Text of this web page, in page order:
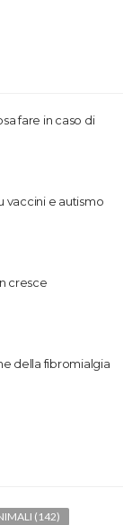
fare in caso di
vaccini e autismo
cresce
della fibromialgia
(142)